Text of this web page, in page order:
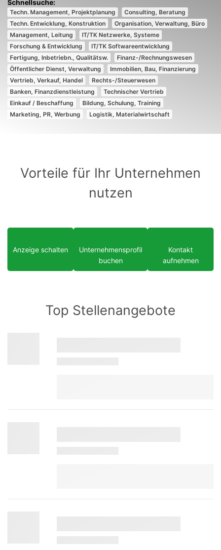
Techn. Management, Projektplanung
Consulting, Beratung
Techn. Entwicklung, Konstruktion
Organisation, Verwaltung, Büro
Management, Leitung
IT/TK Netzwerke, Systeme
Forschung & Entwicklung
IT/TK Softwareentwicklung
Fertigung, Inbetriebn., Qualitätsw.
Finanz-/Rechnungswesen
Öffentlicher Dienst, Verwaltung
Immobilien, Bau, Finanzierung
Vertrieb, Verkauf, Handel
Rechts-/Steuerwesen
Banken, Finanzdienstleistung
Technischer Vertrieb
Einkauf / Beschaffung
Bildung, Schulung, Training
Marketing, PR, Werbung
Logistik, Materialwirtschaft
Vorteile für Ihr Unternehmen
nutzen
Anzeige schalten
Unternehmensprofil
buchen
Kontakt
aufnehmen
Top Stellenangebote